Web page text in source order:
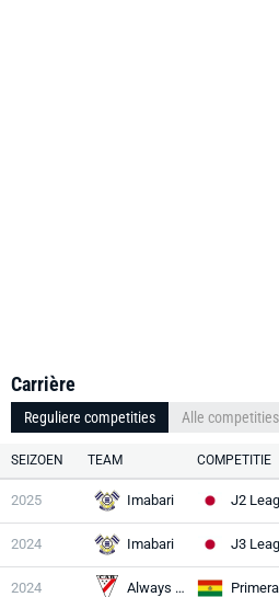
Carrière
Reguliere competities Alle competities
SEIZOEN TEAM COMPETITIE
2025 Imabari J2
2024 Imabari J3
2024 Always Ready